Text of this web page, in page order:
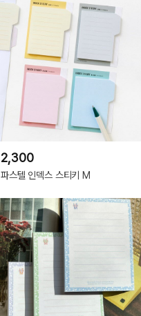
2,300
파스텔 인덱스 스티키 M